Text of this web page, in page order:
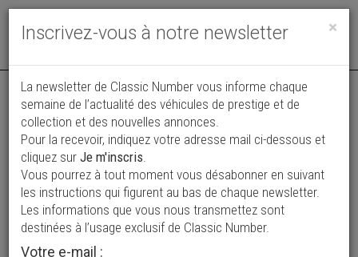
Toggle
Vos annonces vues par
plus de 4 millions de collectionneurs
Ajouter une annonce
×
Inscrivez-vous à notre newsletter
La newsletter de Classic Number vous informe chaque
semaine de l’actualité des véhicules de prestige et de
collection et des nouvelles annonces.
Pour la recevoir, indiquez votre adresse mail ci-dessous et
cliquez sur Je m'inscris.
Vous pourrez à tout moment vous désabonner en suivant
les instructions qui figurent au bas de chaque newsletter.
Les informations que vous nous transmettez sont
destinées à l’usage exclusif de Classic Number.
Votre e-mail :